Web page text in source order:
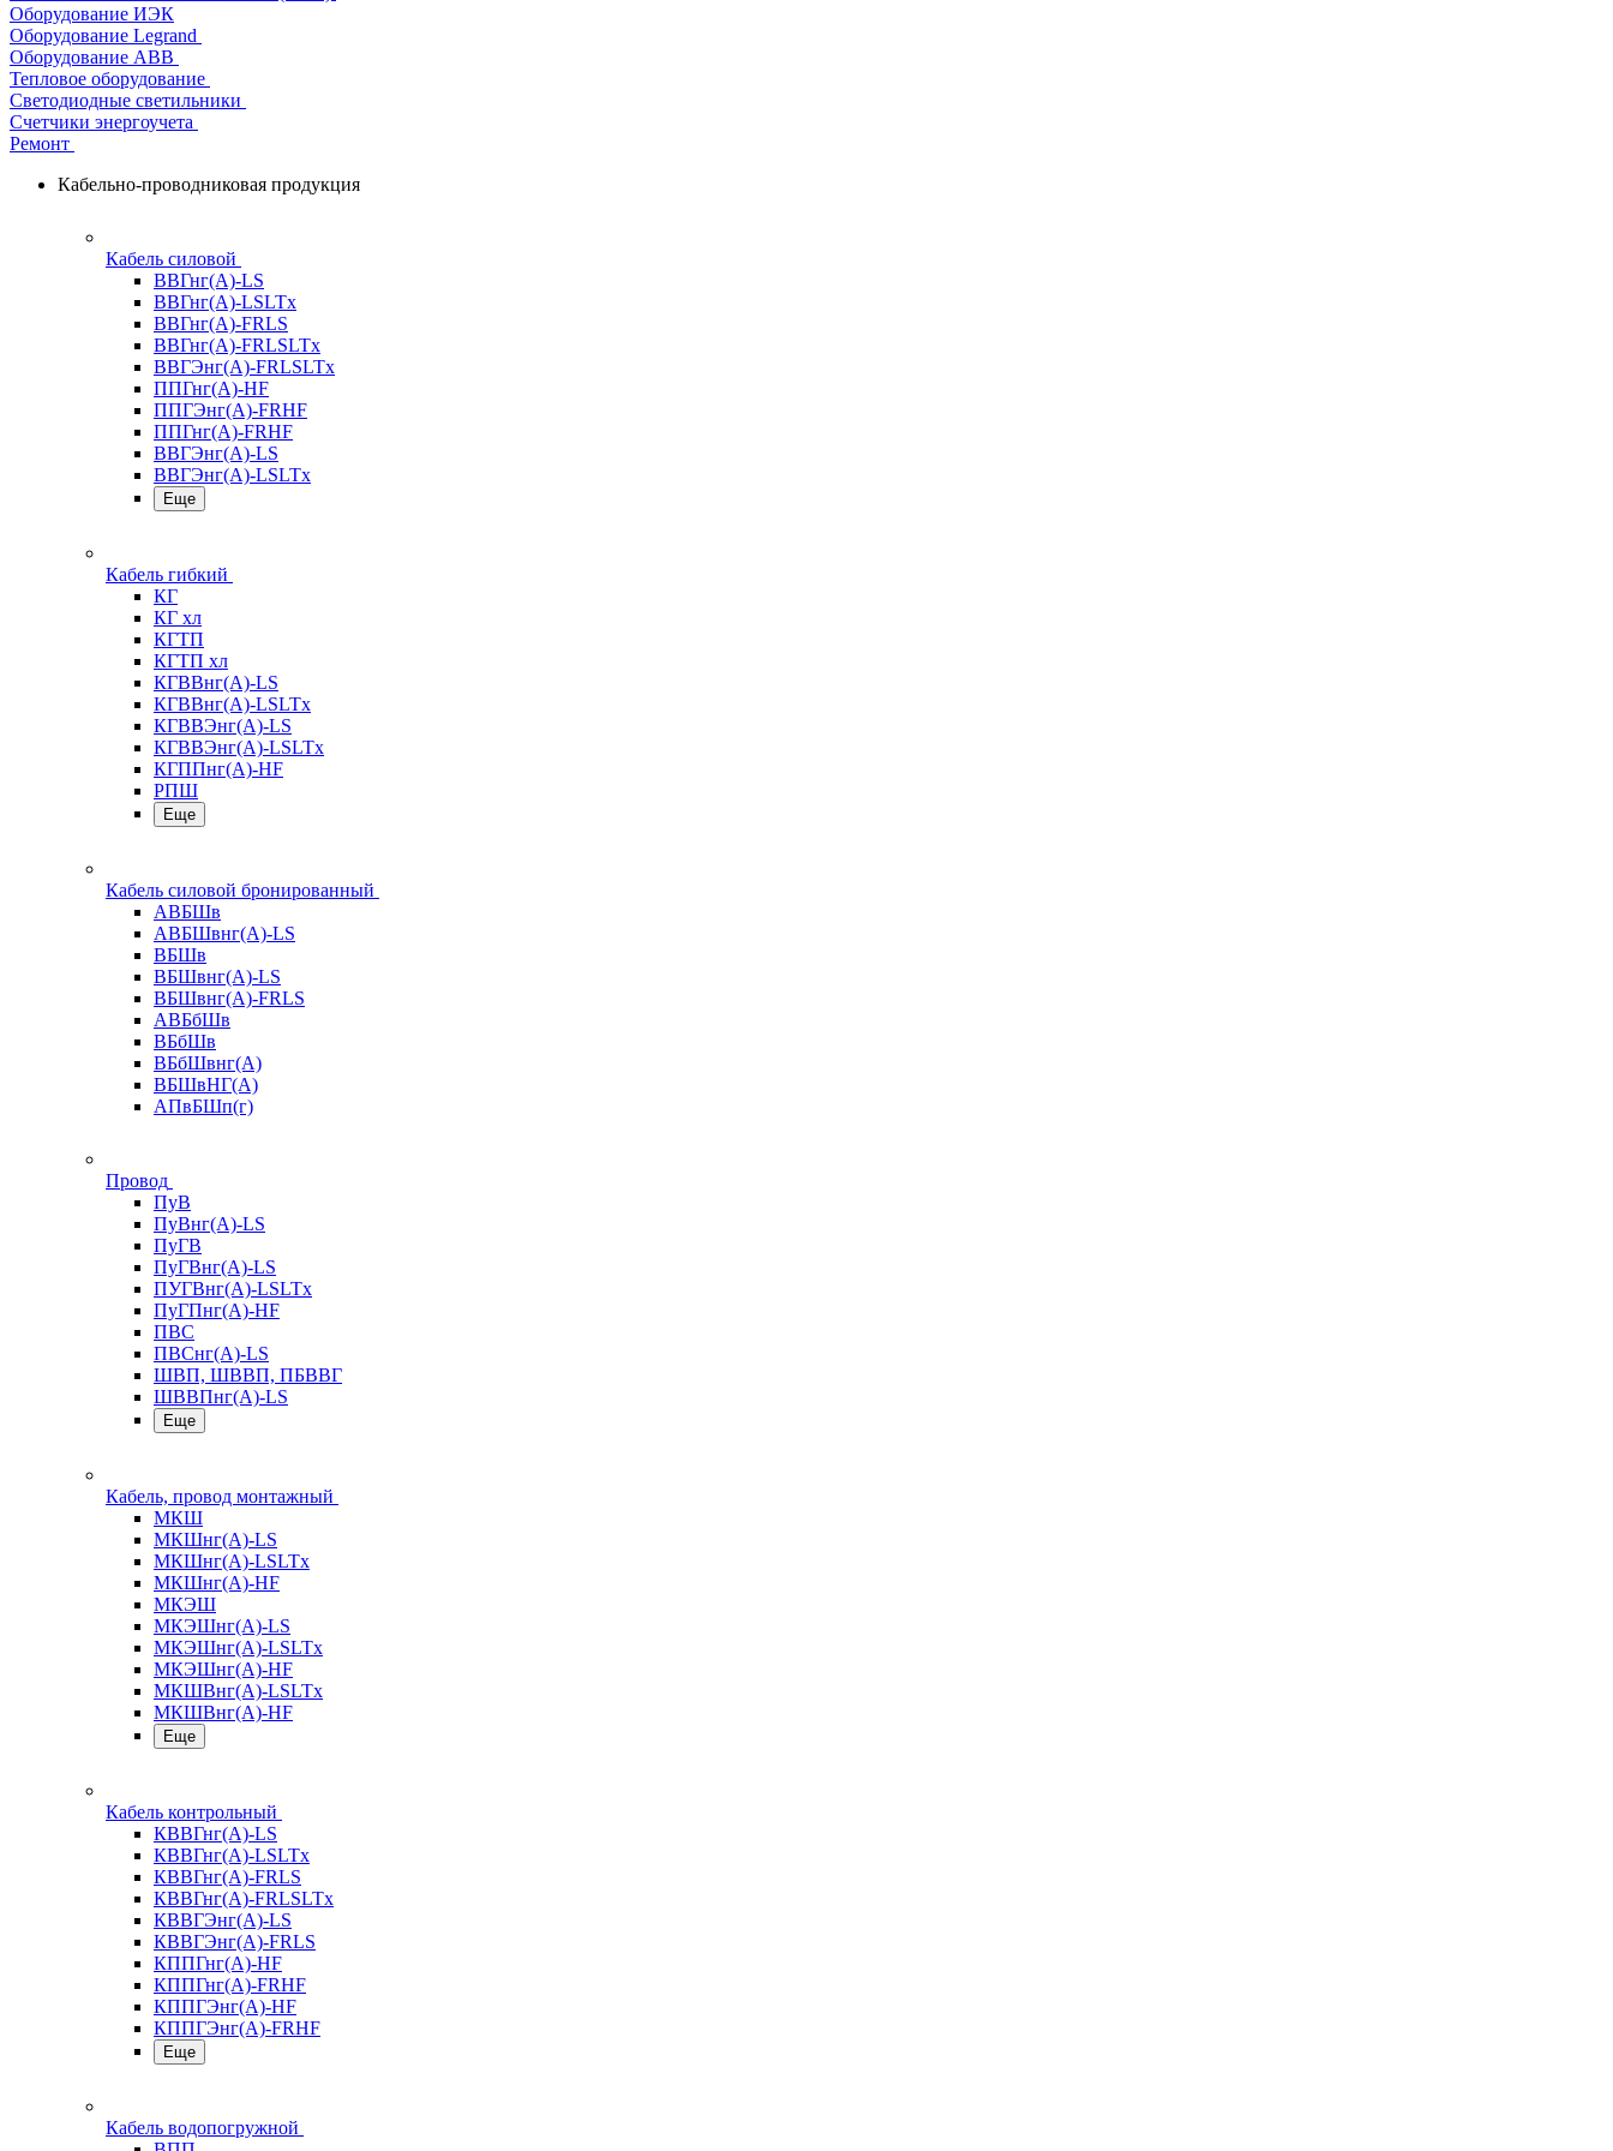
Оборудование ИЭК
Оборудование Legrand
Оборудование АВВ
Тепловое оборудование
Светодиодные светильники
Счетчики энергоучета
Ремонт
Кабельно-проводниковая продукция
Кабель силовой
ВВГнг(А)-LS
ВВГнг(А)-LSLTx
ВВГнг(А)-FRLS
ВВГнг(А)-FRLSLTx
ВВГЭнг(А)-FRLSLTx
ППГнг(А)-HF
ППГЭнг(А)-FRHF
ППГнг(А)-FRHF
ВВГЭнг(А)-LS
ВВГЭнг(А)-LSLTx
Еще
Кабель гибкий
КГ
КГ хл
КГТП
КГТП хл
КГВВнг(А)-LS
КГВВнг(А)-LSLTx
КГВВЭнг(А)-LS
КГВВЭнг(А)-LSLTx
КГППнг(А)-HF
РПШ
Еще
Кабель силовой бронированный
АВБШв
АВБШвнг(А)-LS
ВБШв
ВБШвнг(А)-LS
ВБШвнг(А)-FRLS
АВБбШв
ВБбШв
ВБбШвнг(А)
ВБШвНГ(А)
АПвБШп(г)
Провод
ПуВ
ПуВнг(А)-LS
ПуГВ
ПуГВнг(А)-LS
ПУГВнг(А)-LSLTx
ПуГПнг(А)-HF
ПВС
ПВСнг(А)-LS
ШВП, ШВВП, ПБВВГ
ШВВПнг(А)-LS
Еще
Кабель, провод монтажный
МКШ
МКШнг(А)-LS
МКШнг(А)-LSLTx
МКШнг(А)-HF
МКЭШ
МКЭШнг(А)-LS
МКЭШнг(А)-LSLTx
МКЭШнг(А)-HF
МКШВнг(A)-LSLTx
МКШВнг(А)-HF
Еще
Кабель контрольный
КВВГнг(А)-LS
КВВГнг(А)-LSLTx
КВВГнг(А)-FRLS
КВВГнг(А)-FRLSLTx
КВВГЭнг(А)-LS
КВВГЭнг(А)-FRLS
КППГнг(А)-HF
КППГнг(А)-FRHF
КППГЭнг(А)-HF
КППГЭнг(А)-FRHF
Еще
Кабель водопогружной